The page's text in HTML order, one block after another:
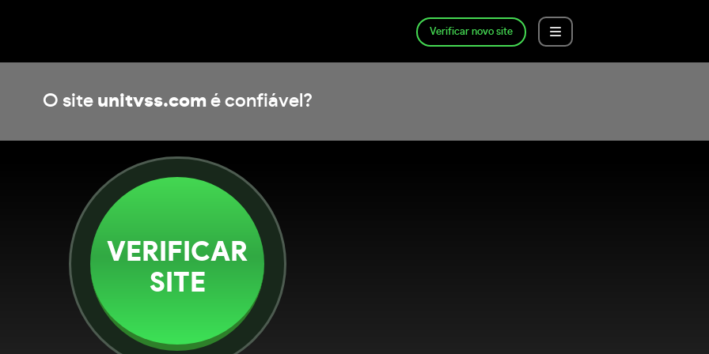
Verificar novo site
O site unitvss.comé confiável?
VERIFICAR
SITE